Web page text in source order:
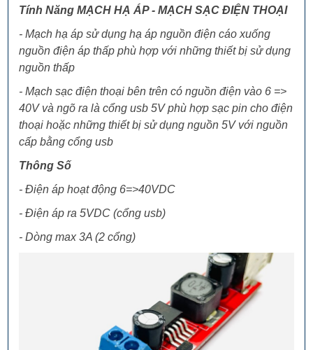
Tính Năng MẠCH HẠ ÁP - MẠCH SẠC ĐIỆN THOẠI
- Mạch hạ áp sử dụng hạ áp nguồn điện cáo xuống
nguồn điện áp thấp phù hợp với những thiết bị sử dụng
nguồn thấp
- Mạch sạc điện thoại bên trên có nguồn điện vào 6 =>
40V và ngõ ra là cổng usb 5V phù hợp sạc pin cho điện
thoại hoặc những thiết bị sử dụng nguồn 5V với nguồn
cấp bằng cổng usb
Thông Số
- Điện áp hoạt động 6=>40VDC
- Điện áp ra 5VDC (cổng usb)
- Dòng max 3A (2 cổng)